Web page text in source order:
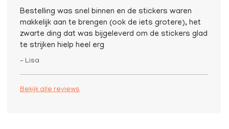
Bestelling was snel binnen en de stickers waren
makkelijk aan te brengen (ook de iets grotere), het
zwarte ding dat was bijgeleverd om de stickers glad
te strijken hielp heel erg
– Lisa
Bekijk alle reviews